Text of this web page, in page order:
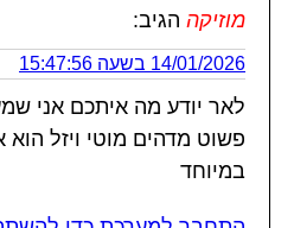
מוזיקה הגיב:
14/01/2026 בשעה 15:47:56
לאר יודע מה איתכם אני
פשוט מדהים מוטי ויזל
במיוחד